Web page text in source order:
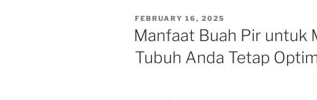
POSTED
ON
FEBRUARY 16, 2025
Manfaat Buah Pir untuk
Tubuh Anda Tetap